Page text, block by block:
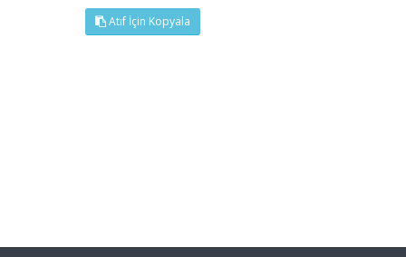
Atıf İçin Kopyala